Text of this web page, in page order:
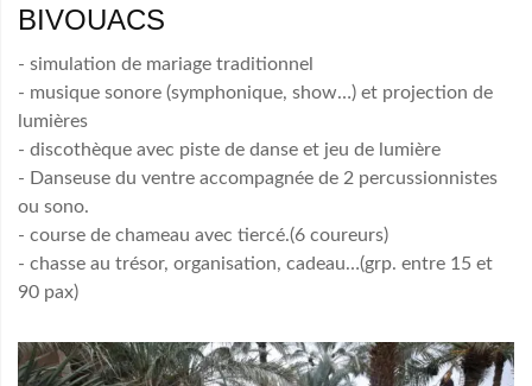
BIVOUACS
- simulation de mariage traditionnel
- musique sonore (symphonique, show…) et projection de
lumières
- discothèque avec piste de danse et jeu de lumière
- Danseuse du ventre accompagnée de 2 percussionnistes
ou sono.
- course de chameau avec tiercé.(6 coureurs)
- chasse au trésor, organisation, cadeau…(grp. entre 15 et
90 pax)